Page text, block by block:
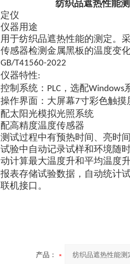
纺织品遮热性能
定仪
仪器用途
用于纺织品遮热性能的测定。
传感器检测金属黑板的温度变
GB/T41560-2022
仪器特性:
控制系统： PLC ，选配Windows
操作界面： 大屏幕7寸彩色触摸
配太阳光模拟光照系统
配高精度温度传感器
测试过程中有预热时间、亮时
试验中自动记录试样和环境随
动计算最大温度升和平均温度
报表存储试验数据，自动统计
联机接口。
产品：